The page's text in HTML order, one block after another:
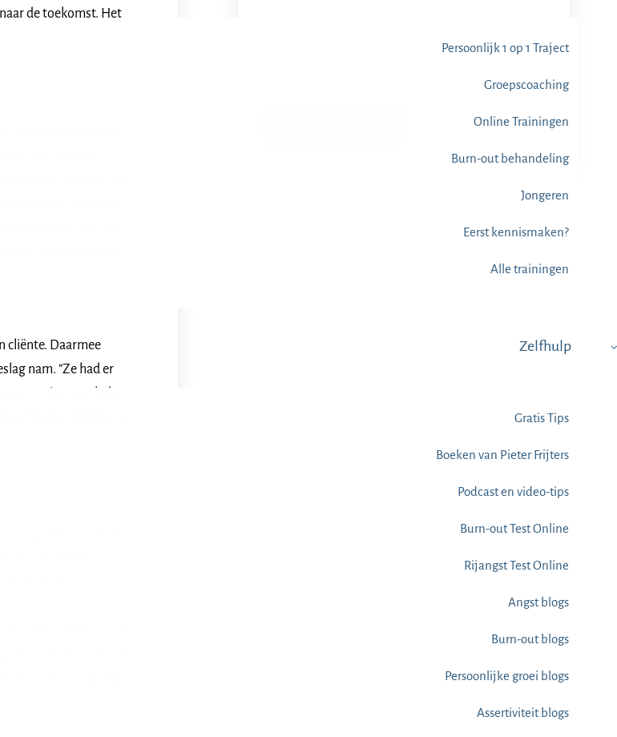
Persoonlijk 1 op 1 Traject
Groepscoaching
Online Trainingen
Burn-out behandeling
Jongeren
Eerst kennismaken?
Alle trainingen
Zelfhulp
Gratis Tips
Boeken van Pieter Frijters
Podcast en video-tips
Burn-out Test Online
Rijangst Test Online
Angst blogs
Burn-out blogs
Persoonlijke groei blogs
Assertiviteit blogs
de toekomst. Het
cliënte. Daarmee
nam. ”Ze had er